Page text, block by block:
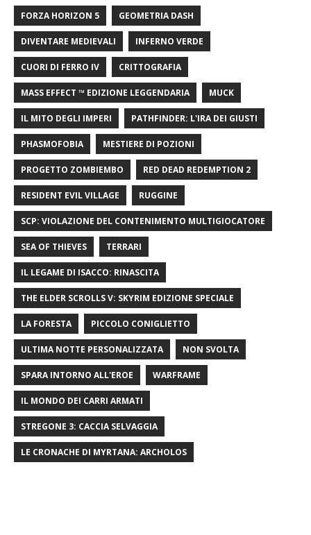
FORZA HORIZON 5 GEOMETRIA DASH
DIVENTARE MEDIEVALI INFERNO VERDE
CUORI DI FERRO IV CRITTOGRAFIA
MASS EFFECT ™ EDIZIONE LEGGENDARIA MUCK
IL MITO DEGLI IMPERI PATHFINDER: L'IRA DEI GIUSTI
PHASMOFOBIA MESTIERE DI POZIONI
PROGETTO ZOMBIEMBO RED DEAD REDEMPTION 2
RESIDENT EVIL VILLAGE RUGGINE
SCP: VIOLAZIONE DEL CONTENIMENTO MULTIGIOCATORE
SEA OF ​​THIEVES TERRARI
IL LEGAME DI ISACCO: RINASCITA
THE ELDER SCROLLS V: SKYRIM EDIZIONE SPECIALE
LA FORESTA PICCOLO CONIGLIETTO
ULTIMA NOTTE PERSONALIZZATA NON SVOLTA
SPARA INTORNO ALL'EROE WARFRAME
IL MONDO DEI CARRI ARMATI
STREGONE 3: CACCIA SELVAGGIA
LE CRONACHE DI MYRTANA: ARCHOLOS